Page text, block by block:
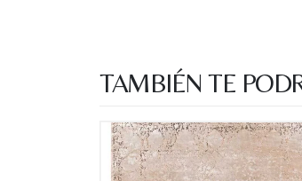
TAMBIÉN TE